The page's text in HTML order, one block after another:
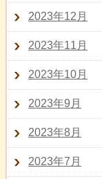
2023年12月
2023年11月
2023年10月
2023年9月
2023年8月
2023年7月